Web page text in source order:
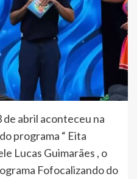
de abril aconteceu na
programa “ Eita
Lucas Guimarães , o
Fofocalizando do